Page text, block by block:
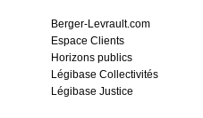
Berger-Levrault.com
Espace Clients
Horizons publics
Légibase Collectivités
Légibase Justice